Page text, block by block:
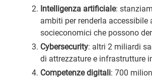
Intelligenza artificiale:
ambiti per renderla
socieconomici che possono
Cybersecurity: altri 2 miliardi
di attrezzature e infrastrutture
Competenze digitali: 700